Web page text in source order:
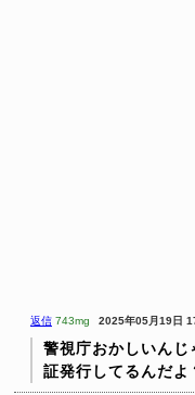
返信 743mg 2025年05月19日
警視庁おかしいん
証発行してるんだよ